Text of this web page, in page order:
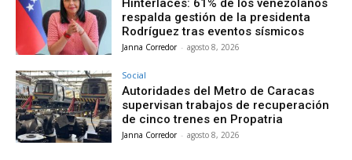
Hinterlaces: 61% de los venezolanos
respalda gestión de la presidenta
Rodríguez tras eventos sísmicos
Janna Corredor - agosto 8, 2026
Social
Autoridades del Metro de Caracas
supervisan trabajos de recuperación
de cinco trenes en Propatria
Janna Corredor - agosto 8, 2026